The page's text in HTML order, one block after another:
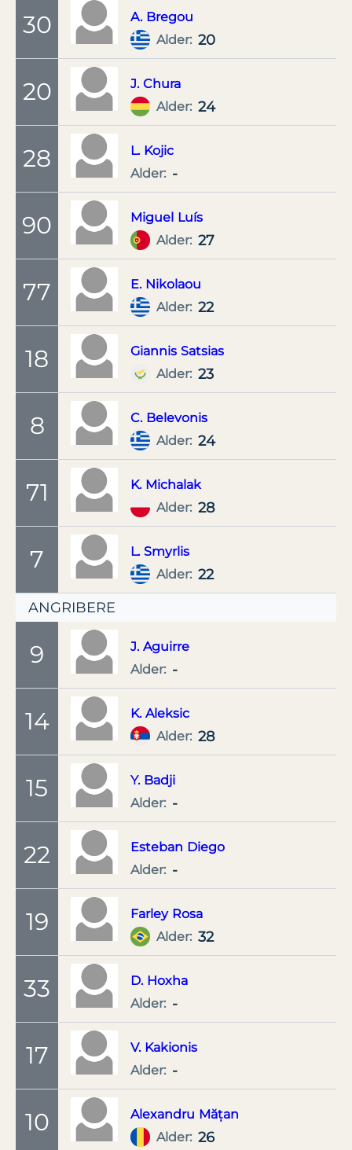
30 A. Bregou
Alder: 20
20 J. Chura
Alder: 24
28 L. Kojic
Alder: -
90 Miguel Luís
Alder: 27
77 E. Nikolaou
Alder: 22
18 Giannis Satsias
Alder: 23
8 C. Belevonis
Alder: 24
71 K. Michalak
Alder: 28
7 L. Smyrlis
Alder: 22
ANGRIBERE
9 J. Aguirre
Alder: -
14 K. Aleksic
Alder: 28
15 Y. Badji
Alder: -
22 Esteban Diego
Alder: -
19 Farley Rosa
Alder: 32
33 D. Hoxha
Alder: -
17 V. Kakionis
Alder: -
10 Alexandru Mățan
Alder: 26